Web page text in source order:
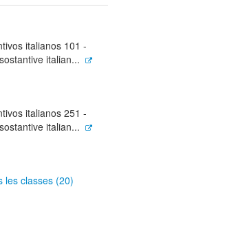
italianos 101 -
italian...
italianos 251 -
italian...
les classes (20)